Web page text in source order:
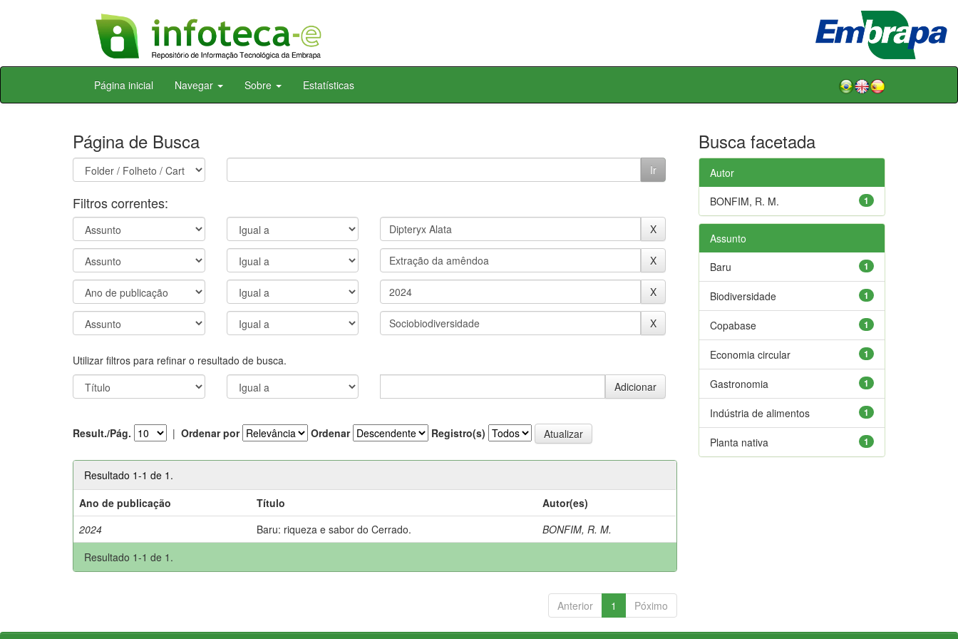
Skip
Página inicial Navegar Sobre Estatísticas
Página de Busca
Filtros correntes:
Utilizar filtros para refinar o resultado de busca.
Result./Pág. | Ordenar por Ordenar Registro(s)
Resultado 1-1 de 1.
Ano de publicação
Título
Autor(es)
2024
Baru: riqueza e sabor do Cerrado.
BONFIM, R. M.
Resultado 1-1 de 1.
Anterior 1 Póximo
Busca facetada
Autor
1
BONFIM, R. M.
Assunto
1
Baru
1
Biodiversidade
1
Copabase
1
Economia circular
1
Gastronomia
1
Indústria de alimentos
1
Planta nativa